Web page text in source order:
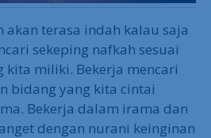
akan terasa indah kalau saja
sekeping nafkah sesuai
kita miliki. Bekerja mencari
bidang yang kita cintai
Bekerja dalam irama dan
dengan nurani keinginan